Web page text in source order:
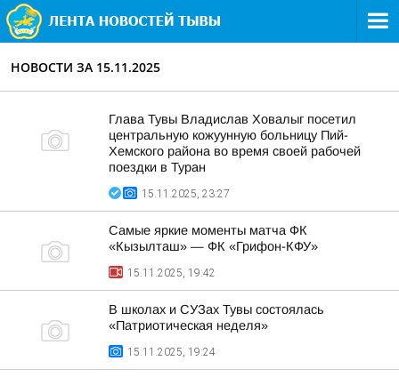
НОВОСТИ ЗА 15.11.2025
Глава Тувы Владислав Ховалыг посетил
центральную кожуунную больницу Пий-
Хемского района во время своей рабочей
поездки в Туран
15.11.2025, 23:27
Самые яркие моменты матча ФК
«Кызылташ» — ФК «Грифон-КФУ»
15.11.2025, 19:42
В школах и СУЗах Тувы состоялась
«Патриотическая неделя»
15.11.2025, 19:24